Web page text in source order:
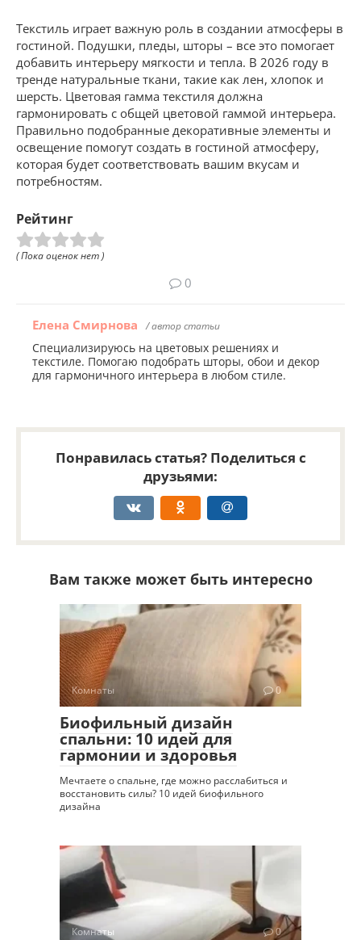
Текстиль играет важную роль в создании атмосферы в
гостиной. Подушки, пледы, шторы – все это помогает
добавить интерьеру мягкости и тепла. В 2026 году в
тренде натуральные ткани, такие как лен, хлопок и
шерсть. Цветовая гамма текстиля должна
гармонировать с общей цветовой гаммой интерьера.
Правильно подобранные декоративные элементы и
освещение помогут создать в гостиной атмосферу,
которая будет соответствовать вашим вкусам и
потребностям.
Рейтинг
( Пока оценок нет )
0
Елена Смирнова / автор статьи
Специализируюсь на цветовых решениях и
текстиле. Помогаю подобрать шторы, обои и декор
для гармоничного интерьера в любом стиле.
Понравилась статья? Поделиться с
друзьями:
Вам также может быть интересно
Комнаты 0
Биофильный дизайн
спальни: 10 идей для
гармонии и здоровья
Мечтаете о спальне, где можно расслабиться и
восстановить силы? 10 идей биофильного
дизайна
Комнаты 0